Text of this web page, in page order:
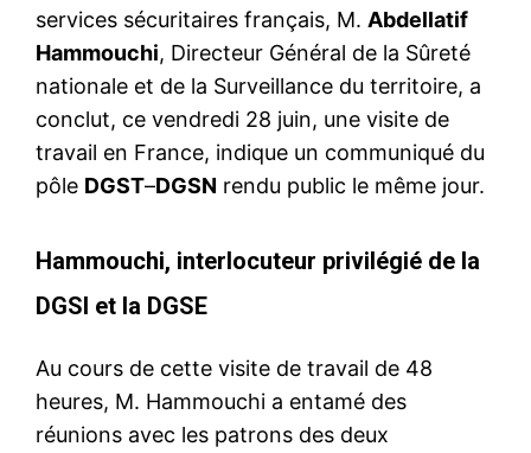
services sécuritaires français, M. Abdellatif
Hammouchi, Directeur Général de la Sûreté
nationale et de la Surveillance du territoire, a
conclut, ce vendredi 28 juin, une visite de
travail en France, indique un communiqué du
pôle DGST–DGSN rendu public le même jour.
Hammouchi, interlocuteur privilégié de la
DGSI et la DGSE
Au cours de cette visite de travail de 48
heures, M. Hammouchi a entamé des
réunions avec les patrons des deux